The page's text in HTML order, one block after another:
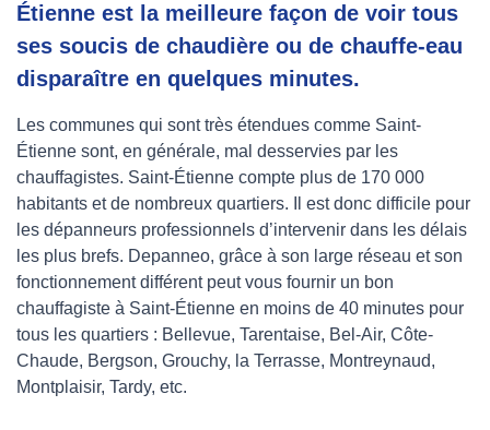
Étienne est la meilleure façon de voir tous
ses soucis de chaudière ou de chauffe-eau
disparaître en quelques minutes.
Les communes qui sont très étendues comme Saint-
Étienne sont, en générale, mal desservies par les
chauffagistes. Saint-Étienne compte plus de 170 000
habitants et de nombreux quartiers. Il est donc difficile pour
les dépanneurs professionnels d’intervenir dans les délais
les plus brefs. Depanneo, grâce à son large réseau et son
fonctionnement différent peut vous fournir un bon
chauffagiste à Saint-Étienne en moins de 40 minutes pour
tous les quartiers : Bellevue, Tarentaise, Bel-Air, Côte-
Chaude, Bergson, Grouchy, la Terrasse, Montreynaud,
Montplaisir, Tardy, etc.